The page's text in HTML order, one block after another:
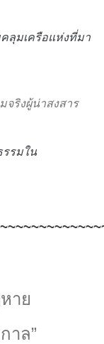
คลุมเครือแห่งที่มา
จริงผู้น่าสงสาร
รรมใน
าย
าล”